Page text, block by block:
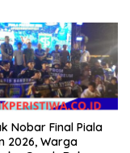
Nobar Final Piala
2026, Warga